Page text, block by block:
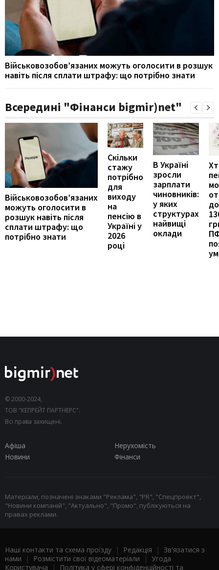
Військовозобов’язаних можуть оголосити в розшук
навіть після сплати штрафу: що потрібно знати
Всередині "Фінанси bigmir)net"
Військовозобов’язаних
можуть оголосити в
розшук навіть після
сплати штрафу: що
потрібно знати
Скільки
стажу
потрібно
для
виходу
на
пенсію в
Україні у
2026
році
В Україні
зросли
зарплати
чиновників:
у яких
структурах
найвищі
оклади
© 2000-2024,
ТОВ "КЕПРЕЙТ ПАРТНЕРС".
Всі права захищені.
Афіша
Нерухомість
Новини
Фінанси
Матеріали, позначені знаками "Реклама", "PR", "Спецпроект",
"Новини компаній", "Актуально", "Промо", публікуються на
правах реклами.
Наші контакти та схема проїзду | Редакція | Зв'язатися з
нами | Розмістити свої відеоматеріали | Угода
Користувача | Політика у сфері конфіденційності та